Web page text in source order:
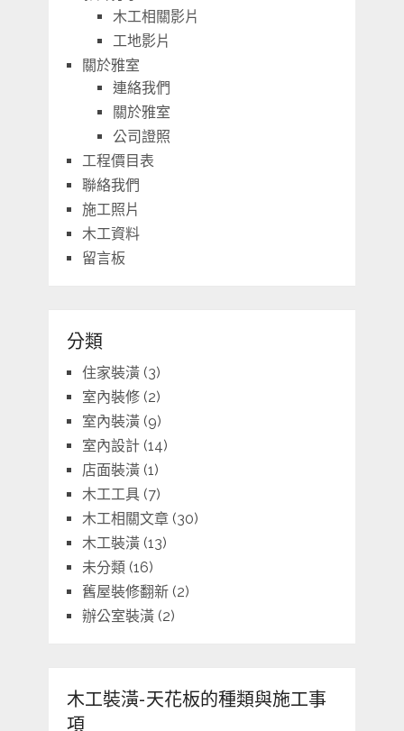
木工相關影片
工地影片
關於雅室
連絡我們
關於雅室
公司證照
工程價目表
聯絡我們
施工照片
木工資料
留言板
分類
住家裝潢(3)
室內裝修(2)
室內裝潢(9)
室內設計(14)
店面裝潢(1)
木工工具(7)
木工相關文章(30)
木工裝潢(13)
未分類(16)
舊屋裝修翻新(2)
辦公室裝潢(2)
木工裝潢-天花板的種類與施工事
項